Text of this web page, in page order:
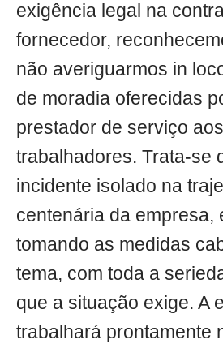
exigência legal na
fornecedor,
não averiguarmos in
de moradia oferecidas
prestador de serviço
trabalhadores. Trata-se
incidente isolado na
centenária da empresa,
tomando as medidas
tema, com toda a
que a situação exige. A
trabalhará prontamente